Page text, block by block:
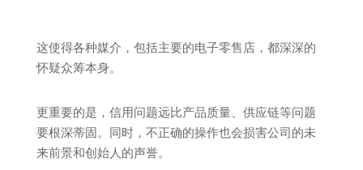
这使得各种媒介，包括主要的电子零售店，都深深的
怀疑众筹本身。
更重要的是，信用问题远比产品质量、供应链等问题
要根深蒂固。同时，不正确的操作也会损害公司的未
来前景和创始人的声誉。